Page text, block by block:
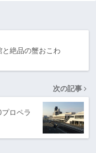
絶品の蟹おこわ
次の記事
プロペラ